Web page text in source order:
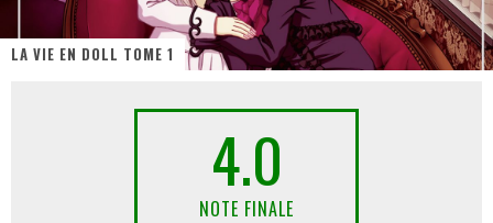
« MOFUSAND / Parler Japonais » – Des Expressions Pratiques !
LA VIE EN DOLL TOME 1
4.0
NOTE FINALE